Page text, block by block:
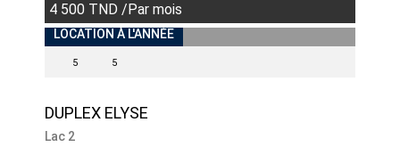
4 500 TND /Par mois
INDISPONIBLE
LOCATION À L'ANNÉE
5 5
DUPLEX ELYSE
Lac 2